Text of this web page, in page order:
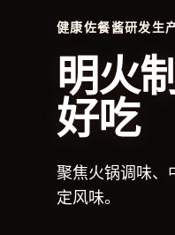
健康佐餐酱研发生
明火
好吃
聚焦火锅调味、
定风味。